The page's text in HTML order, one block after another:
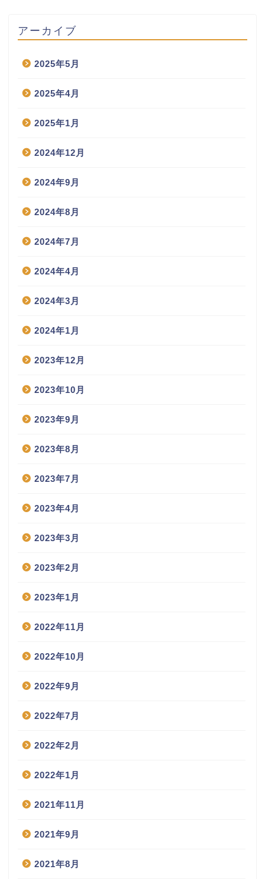
アーカイブ
2025年5月
2025年4月
2025年1月
2024年12月
2024年9月
2024年8月
2024年7月
2024年4月
2024年3月
2024年1月
2023年12月
2023年10月
2023年9月
2023年8月
2023年7月
2023年4月
2023年3月
2023年2月
2023年1月
2022年11月
2022年10月
2022年9月
2022年7月
2022年2月
2022年1月
2021年11月
2021年9月
2021年8月